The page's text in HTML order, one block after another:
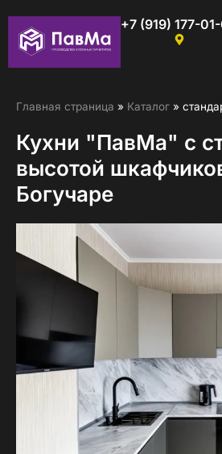
+7 (919) 177-
Главная страница » Каталог »
Кухни "ПавМа" с
высотой
Богучаре